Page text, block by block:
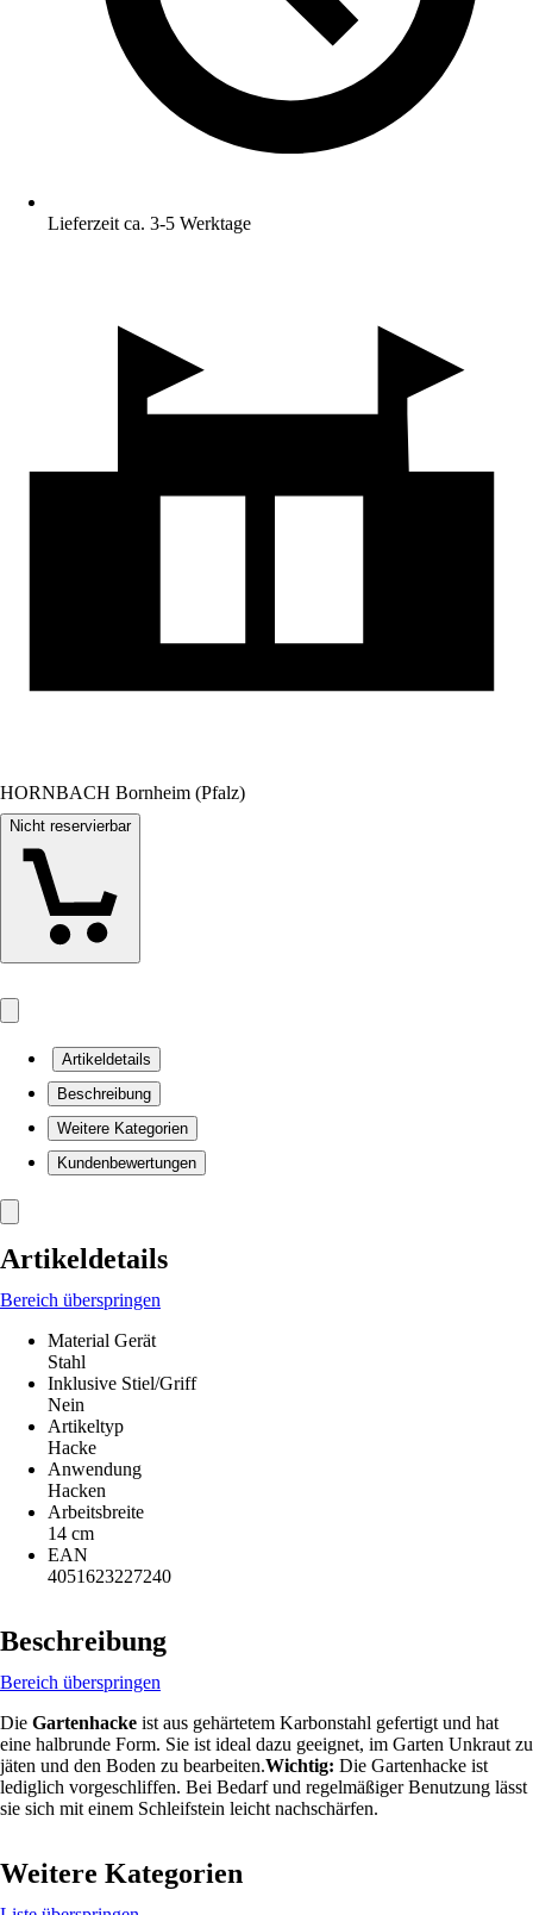
Lieferzeit ca. 3-5 Werktage
HORNBACH Bornheim (Pfalz)
Nicht reservierbar
Artikeldetails
Beschreibung
Weitere Kategorien
Kundenbewertungen
Artikeldetails
Bereich überspringen
Material Gerät
Stahl
Inklusive Stiel/Griff
Nein
Artikeltyp
Hacke
Anwendung
Hacken
Arbeitsbreite
14 cm
EAN
4051623227240
Beschreibung
Bereich überspringen
Die Gartenhacke ist aus gehärtetem Karbonstahl gefertigt und hat
eine halbrunde Form. Sie ist ideal dazu geeignet, im Garten Unkraut zu
jäten und den Boden zu bearbeiten.Wichtig: Die Gartenhacke ist
lediglich vorgeschliffen. Bei Bedarf und regelmäßiger Benutzung lässt
sie sich mit einem Schleifstein leicht nachschärfen.
Weitere Kategorien